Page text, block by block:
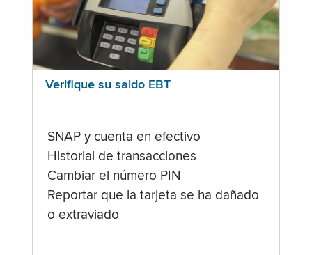
Verifique su saldo EBT
SNAP y cuenta en efectivo
Historial de transacciones
Cambiar el número PIN
Reportar que la tarjeta se ha dañado
o extraviado